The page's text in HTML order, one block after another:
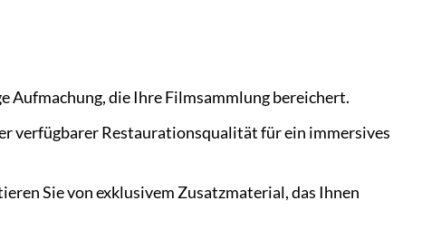
Aufmachung, die Ihre Filmsammlung bereichert.
verfügbarer Restaurationsqualität für ein immersives
Sie von exklusivem Zusatzmaterial, das Ihnen